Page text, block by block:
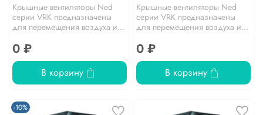
Крышные вентиляторы Ned
серии VRK предназначены
для перемещения воздуха и...
0 ₽
В корзину
Крышные вентиляторы Ned
серии VRK предназначены
для перемещения воздуха и...
0 ₽
В корзину
-10%